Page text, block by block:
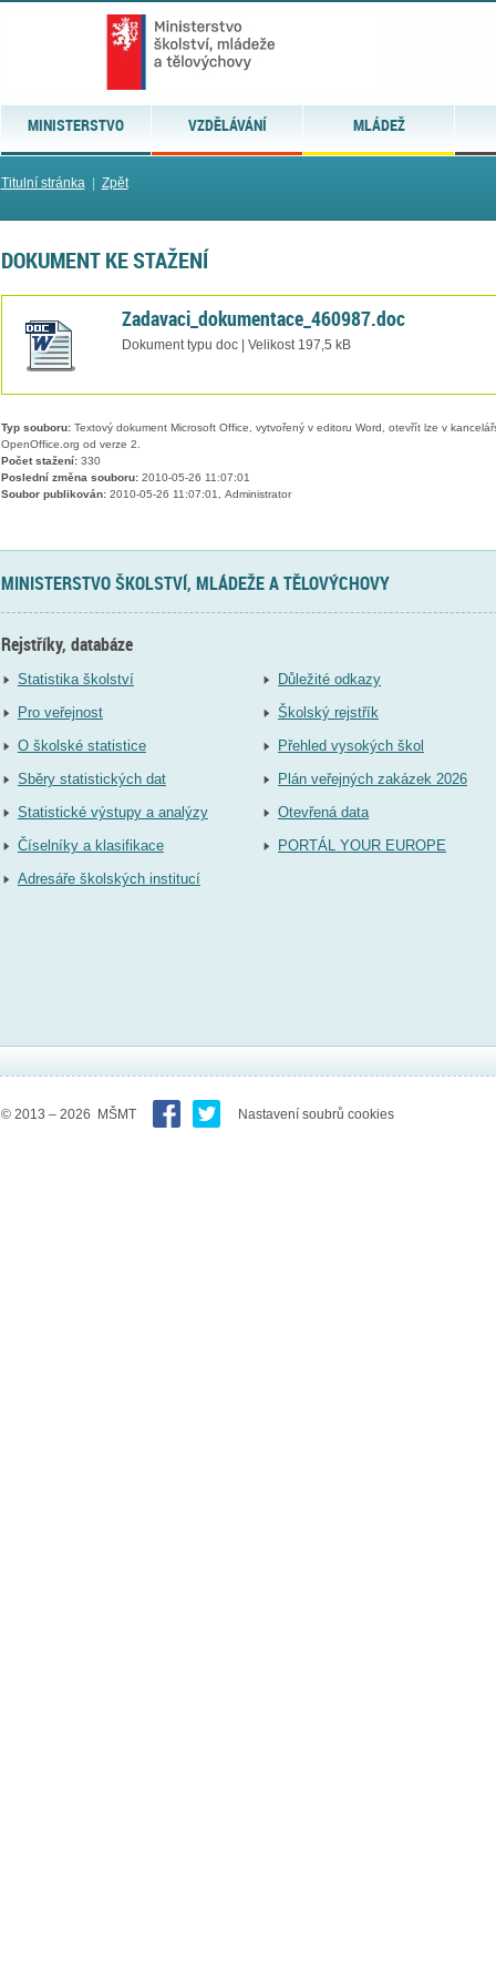
MINISTERSTVO VZDĚLÁVÁNÍ MLÁDEŽ
Titulní stránka| Zpět
DOKUMENT KE STAŽENÍ
Zadavaci_dokumentace_460987.doc
Dokument typu doc | Velikost 197,5 kB
Typ souboru:Textový dokument Microsoft Office, vytvořený v editoru Word, otevřít lze v
OpenOffice.org od verze 2.
Počet stažení:330
Poslední změna souboru:2010-05-26 11:07:01
Soubor publikován:2010-05-26 11:07:01, Administrator
MINISTERSTVO ŠKOLSTVÍ, MLÁDEŽE A TĚLOVÝCHOVY
Rejstříky, databáze
Statistika školství
Pro veřejnost
O školské statistice
Sběry statistických dat
Statistické výstupy a analýzy
Číselníky a klasifikace
Adresáře školských institucí
Důležité odkazy
Školský rejstřík
Přehled vysokých škol
Plán veřejných zakázek 2026
Otevřená data
PORTÁL YOUR EUROPE
© 2013 – 2026 MŠMT Nastavení soubrů cookies